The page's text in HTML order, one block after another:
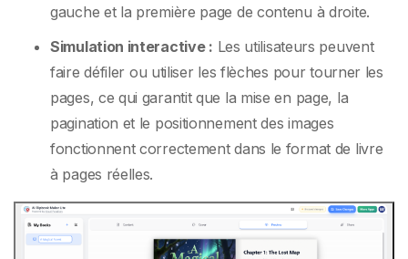
gauche et la première page de contenu à droite.
Simulation interactive : Les utilisateurs peuvent
faire défiler ou utiliser les flèches pour tourner les
pages, ce qui garantit que la mise en page, la
pagination et le positionnement des images
fonctionnent correctement dans le format de livre
à pages réelles.